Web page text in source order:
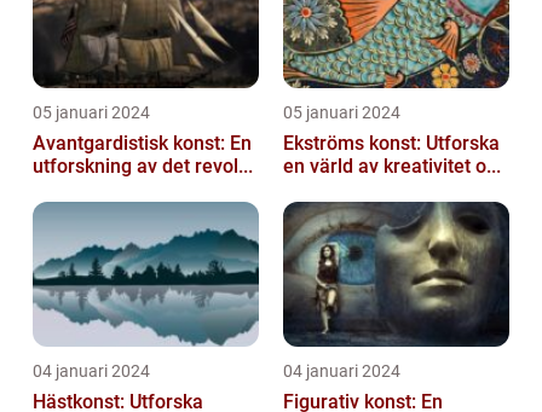
05 januari 2024
Avantgardistisk konst: En
utforskning av det revol...
05 januari 2024
Ekströms konst: Utforska
en värld av kreativitet o...
04 januari 2024
Hästkonst: Utforska
04 januari 2024
Figurativ konst: En